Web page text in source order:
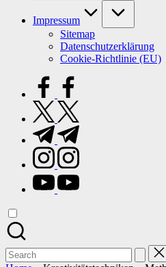
Impressum
Sitemap
Datenschutzerklärung
Cookie-Richtlinie (EU)
facebook.com
twitter.com
t.me
instagram.com
youtube.com
Search
for: